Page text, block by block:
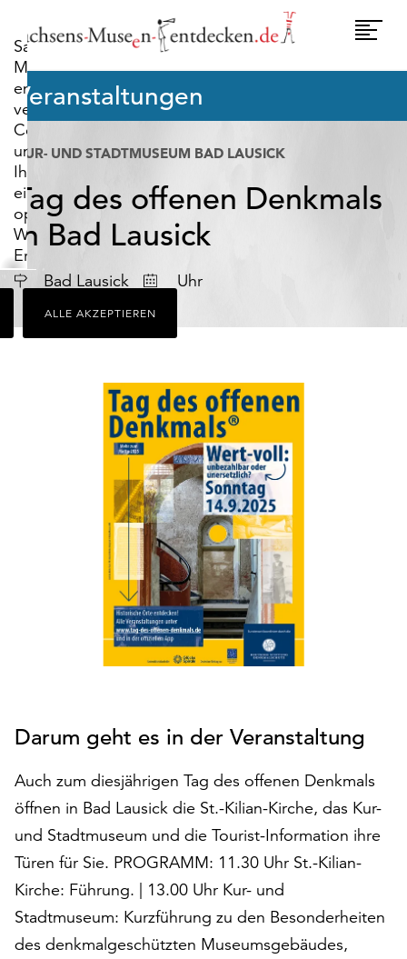
Sachsens-
Museen-
entdecken.de
verwendet
Cookies,
um
Ihnen
ein
optimales
Webseiten-
Erlebnis
zu
bieten.
Dazu
zählen
genutzt
Klicken
Sie
auf
„Alle
akzeptieren“,
um
alle
Cookies
ALLE AKZEPTIEREN
Veranstaltungen
KUR- UND STADTMUSEUM BAD LAUSICK
Tag des offenen Denkmals
in Bad Lausick
Bad Lausick DatumUhr
Darum geht es in der Veranstaltung
Auch zum diesjährigen Tag des offenen Denkmals
öffnen in Bad Lausick die St.-Kilian-Kirche, das Kur-
und Stadtmuseum und die Tourist-Information ihre
Türen für Sie. PROGRAMM: 11.30 Uhr St.-Kilian-
Kirche: Führung. | 13.00 Uhr Kur- und
Stadtmuseum: Kurzführung zu den Besonderheiten
des denkmalgeschützten Museumsgebäudes,